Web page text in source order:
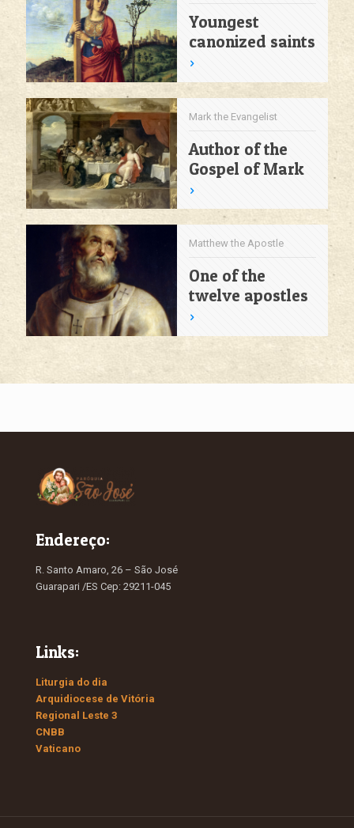
Youngest
canonized saints
Mark the Evangelist
Author of the
Gospel of Mark
Matthew the Apostle
One of the
twelve apostles
Endereço:
R. Santo Amaro, 26 – São José
Guarapari /ES Cep: 29211-045
Links:
Liturgia do dia
Arquidiocese de Vitória
Regional Leste 3
CNBB
Vaticano